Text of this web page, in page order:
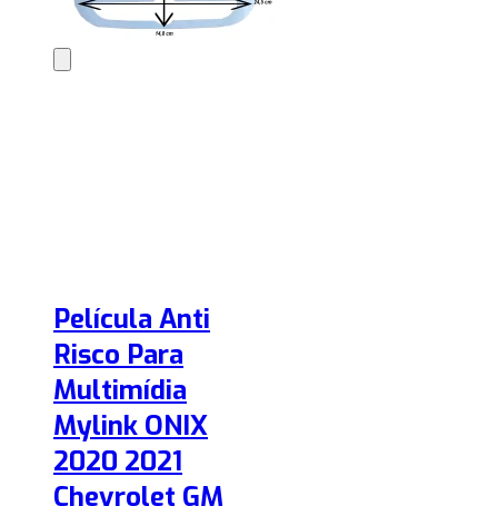
Película Anti
Risco Para
Multimídia
Mylink ONIX
2020 2021
Chevrolet GM